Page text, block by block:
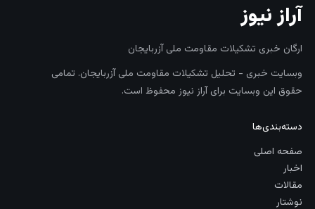
آراز نیوز
ارگان خبری تشکیلات مقاومت ملی آزربایجان
وبسایت خبری - تحلیل تشکیلات مقاومت ملی آزربایجان. تمامی
حقوق این وبسایت برای آراز نیوز محفوظ است.
دسته‌بندی‌ها
صفحه اصلی
اخبار
مقالات
نوشتار